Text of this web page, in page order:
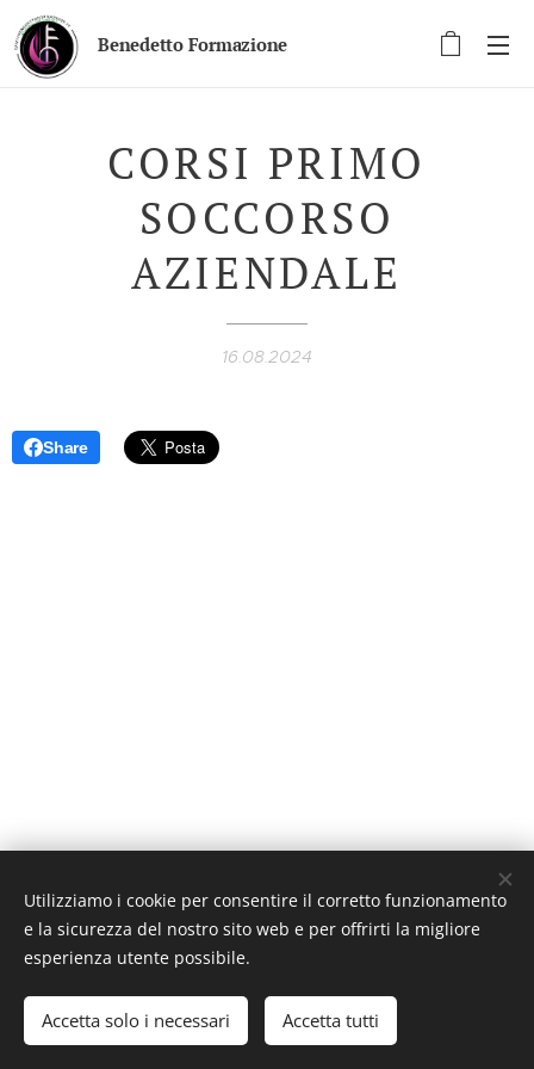
Benedetto Formazione
CORSI PRIMO
SOCCORSO
AZIENDALE
16.08.2024
Share
© 2020 BenedettoFormazione. Tutti i diritti riservati.
creato da Benedetto Alessandro
Lingue
Italiano
English
Utilizziamo i cookie per consentire il corretto funzionamento
e la sicurezza del nostro sito web e per offrirti la migliore
esperienza utente possibile.
Accetta solo i necessari Accetta tutti